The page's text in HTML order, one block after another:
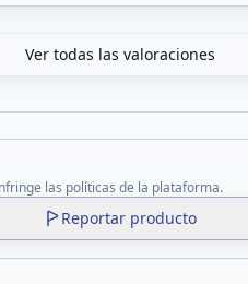
Ver todas las valoraciones
las políticas de la plataforma.
Reportar producto